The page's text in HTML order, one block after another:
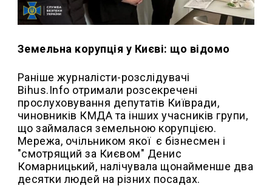
Земельна корупція у Києві: що відомо
Раніше журналісти-розслідувачі
Bihus.Info отримали розсекречені
прослуховування депутатів Київради,
чиновників КМДА та інших учасників групи,
що займалася земельною корупцією.
Мережа, очільником якої є бізнесмен і
"смотрящий за Києвом" Денис
Комарницький, налічувала щонайменше два
десятки людей на різних посадах.